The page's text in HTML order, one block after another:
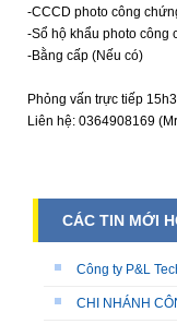
-CCCD photo công
-Sổ hộ khẩu photo công
-Bằng cấp (Nếu có)
Phỏng vấn trực tiếp
Liên hệ: 0364908169
CÁC TIN MỚI
Công ty P&L
CHI NHÁNH